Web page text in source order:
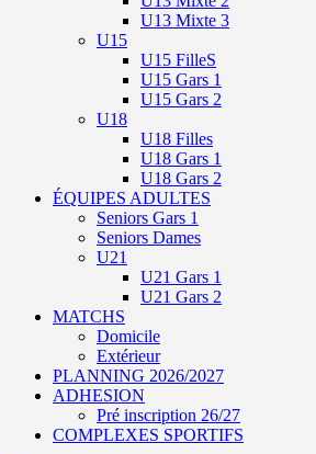
U13 Mixte 3
U15
U15 FilleS
U15 Gars 1
U15 Gars 2
U18
U18 Filles
U18 Gars 1
U18 Gars 2
ÉQUIPES ADULTES
Seniors Gars 1
Seniors Dames
U21
U21 Gars 1
U21 Gars 2
MATCHS
Domicile
Extérieur
PLANNING 2026/2027
ADHESION
Pré inscription 26/27
COMPLEXES SPORTIFS